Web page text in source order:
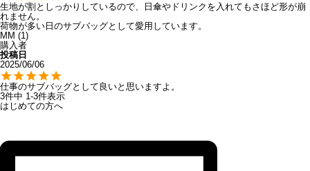
生地が割としっかりしているので、日傘やドリンクを入れてもさほど形が崩
れません。
MM
1
購入者
投稿日
2025/06/06
仕事のサブバッグとして良いと思いますよ。
3件中 1 -3件表示
はじめての方へ